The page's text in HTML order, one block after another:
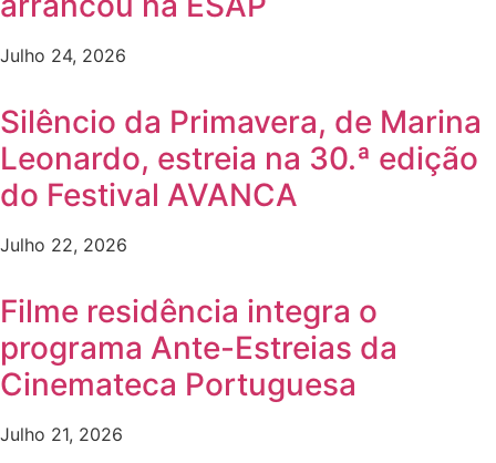
Julho 24, 2026
Silêncio da Primavera, de Marina
Leonardo, estreia na 30.ª edição
do Festival AVANCA
Julho 22, 2026
Filme residência integra o
programa Ante-Estreias da
Cinemateca Portuguesa
Julho 21, 2026